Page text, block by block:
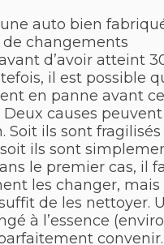
auto bien
changements
d’avoir atteint
il est possible
en panne avant ce
causes
Soit ils sont
ils sont
le premier cas, il
les changer, mais
de les nettoyer.
à l’essence
convenir.